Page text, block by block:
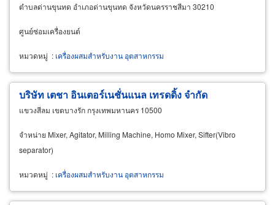
ตำบลด่านขุนทด อำเภอด่านขุนทด จังหวัดนครราชสีมา 30210
ศูนย์ซ่อมเครื่องยนต์
หมวดหมู่ : เครื่องผสมสำหรับงาน อุตสาหกรรม
บริษัท เตชา อินเตอร์เนชั่นแนล เทรดดิ้ง จำกัด
แขวงสีลม เขตบางรัก กรุงเทพมหานคร 10500
จำหน่าย Mixer, Agitator, Milling Machine, Homo Mixer, Sifter(Vibro
separator)
หมวดหมู่ : เครื่องผสมสำหรับงาน อุตสาหกรรม